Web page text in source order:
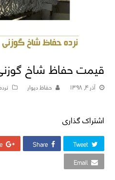
قیمت حفاظ شاخ
آذر ۴, ۱۳۹۸ حفاظ دیوار
اشتراک گذاری
Tweet
Share
Email